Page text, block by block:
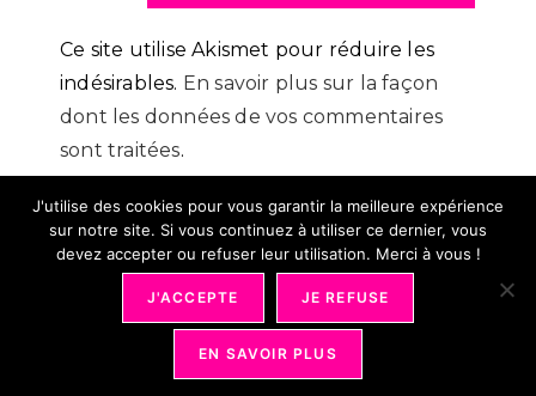
(facultatif)
Ce site utilise Akismet pour réduire les
indésirables. En savoir plus sur la façon
dont les données de vos commentaires
sont traitées.
Conditions Générales De Vente
Déontologie
Bons Plans Plan Du Site
Revue De Presse
Organiser Son Quotidien 2026 - Tous Droits Réservés
J'utilise des cookies pour vous garantir la meilleure expérience
sur notre site. Si vous continuez à utiliser ce dernier, vous
devez accepter ou refuser leur utilisation. Merci à vous !
J'ACCEPTE JE REFUSE
EN SAVOIR PLUS